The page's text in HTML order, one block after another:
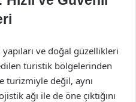
ve doğal güzellikleri
turistik bölgelerinden
turizmiyle değil, aynı
ağı ile de öne çıktığını